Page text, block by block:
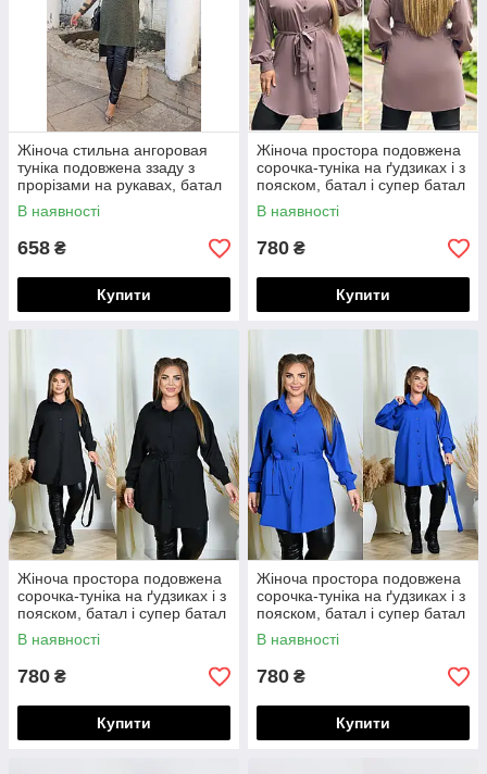
Жіноча стильна ангоровая
туніка подовжена ззаду з
прорізами на рукавах, батал
великі розміри
В наявності
658 ₴
Купити
Жіноча простора подовжена
сорочка-туніка на ґудзиках і з
пояском, батал і супер батал
великі розміри
В наявності
780 ₴
Купити
Жіноча простора подовжена
сорочка-туніка на ґудзиках і з
пояском, батал і супер батал
великі розміри
В наявності
780 ₴
Купити
Жіноча простора подовжена
сорочка-туніка на ґудзиках і з
пояском, батал і супер батал
великі розміри
В наявності
780 ₴
Купити